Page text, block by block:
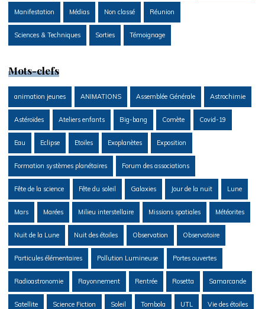
Manifestation Médias Non classé Réunion
Sciences & Techniques Sorties Témoignage
Mots-clefs
animation jeunes ANIMATIONS Assemblée Générale Astrochimie
Astéroïdes Ateliers enfants Big-bang Comète Covid-19
Eau Eclipse Etoiles Exoplanètes Exposition
Formation systèmes planétaires Forum des associations
Fête de la science Fête du soleil Galaxies Jour de la nuit Lune
Mars Marées Milieu interstellaire Missions spatiales Météorites
Nuit de la Lune Nuit des étoiles Observation Observatoire
Particules élémentaires Pollution Lumineuse Portes ouvertes
Radioastronomie Rayonnement Rentrée Rosetta Samarcande
Satellite Science Fiction Soleil Tombola UTL Vie des étoiles